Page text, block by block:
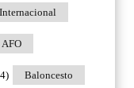
AFO
Baloncesto